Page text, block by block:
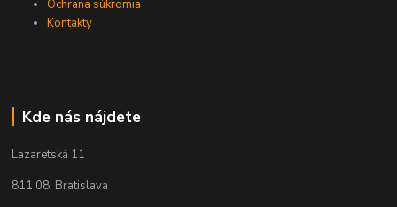
Ochrana súkromia
Kontakty
Kde nás nájdete
Lazaretská 11
811 08, Bratislava